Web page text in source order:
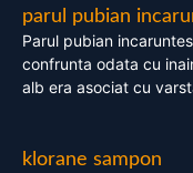
parul pubian
Parul pubian
confrunta odata cu
alb era asociat cu
klorane sampon